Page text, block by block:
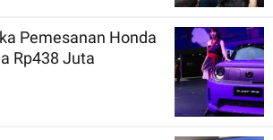
Pemesanan Honda
Rp438 Juta